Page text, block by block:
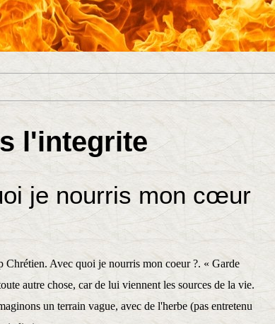
l'integrite
je nourris mon cœur
Chrétien. Avec quoi je nourris mon coeur ?. « Garde
autre chose, car de lui viennent les sources de la vie.
un terrain vague, avec de l'herbe (pas entretenu